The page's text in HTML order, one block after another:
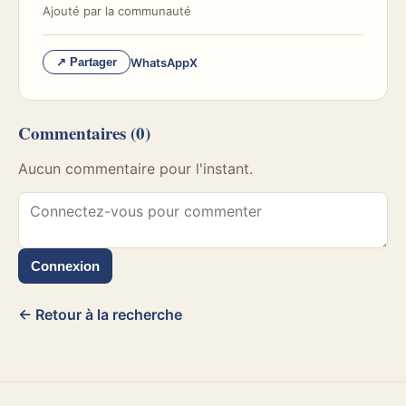
Ajouté par la communauté
↗ Partager WhatsAppX
Commentaires (0)
Aucun commentaire pour l'instant.
Connexion
← Retour à la recherche